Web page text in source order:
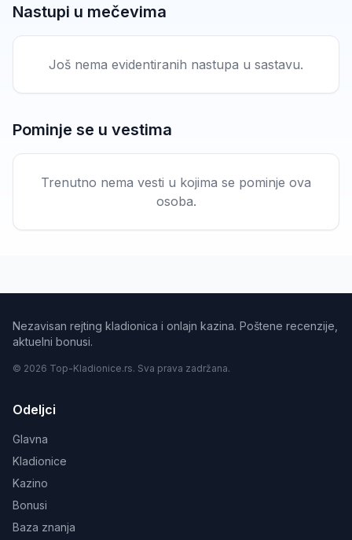
Nastupi u mečevima
Još nema evidentiranih nastupa u sastavu.
Pominje se u vestima
Trenutno nema vesti u kojima se pominje ova
osoba.
Nezavisan rejting kladionica i onlajn kazina. Poštene recenzije,
aktuelni bonusi.
© 2026 Top-Kladionice.rs. Sva prava zadržana.
Odeljci
Glavna
Kladionice
Kazino
Bonusi
Baza znanja